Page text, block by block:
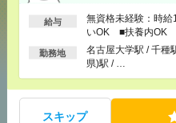
給与
無資格未経験：時
いOK ■扶養内OK
以上
勤務地
名古屋大学駅 / 千種
県)駅 / …
スキップ
シェア ツ
おすすめ